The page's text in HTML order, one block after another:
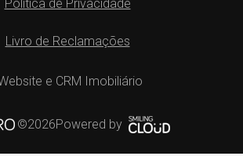
Política de Privacidade
Livro de Reclamações
e CRM Imobiliário
©2026Powered by